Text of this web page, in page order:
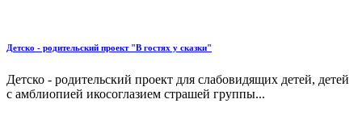
Детско - родительский проект "В гостях у сказки"
Детско - родительский проект для слабовидящих детей, детей
с амблиопией икосоглазием страшей группы...